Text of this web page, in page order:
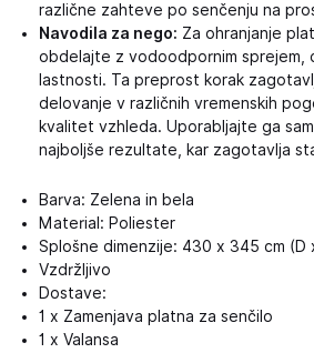
različne zahteve po senčenju na
Navodila za nego: Za ohranjanje
obdelajte z vodoodpornim sprejem,
lastnosti. Ta preprost korak
delovanje v različnih vremenskih
kvalitet vzhleda. Uporabljajte ga
najboljše rezultate, kar zagotavlja
Barva: Zelena in bela
Material: Poliester
Splošne dimenzije: 430 x 345 cm (D
Vzdržljivo
Dostave:
1 x Zamenjava platna za senčilo
1 x Valansa